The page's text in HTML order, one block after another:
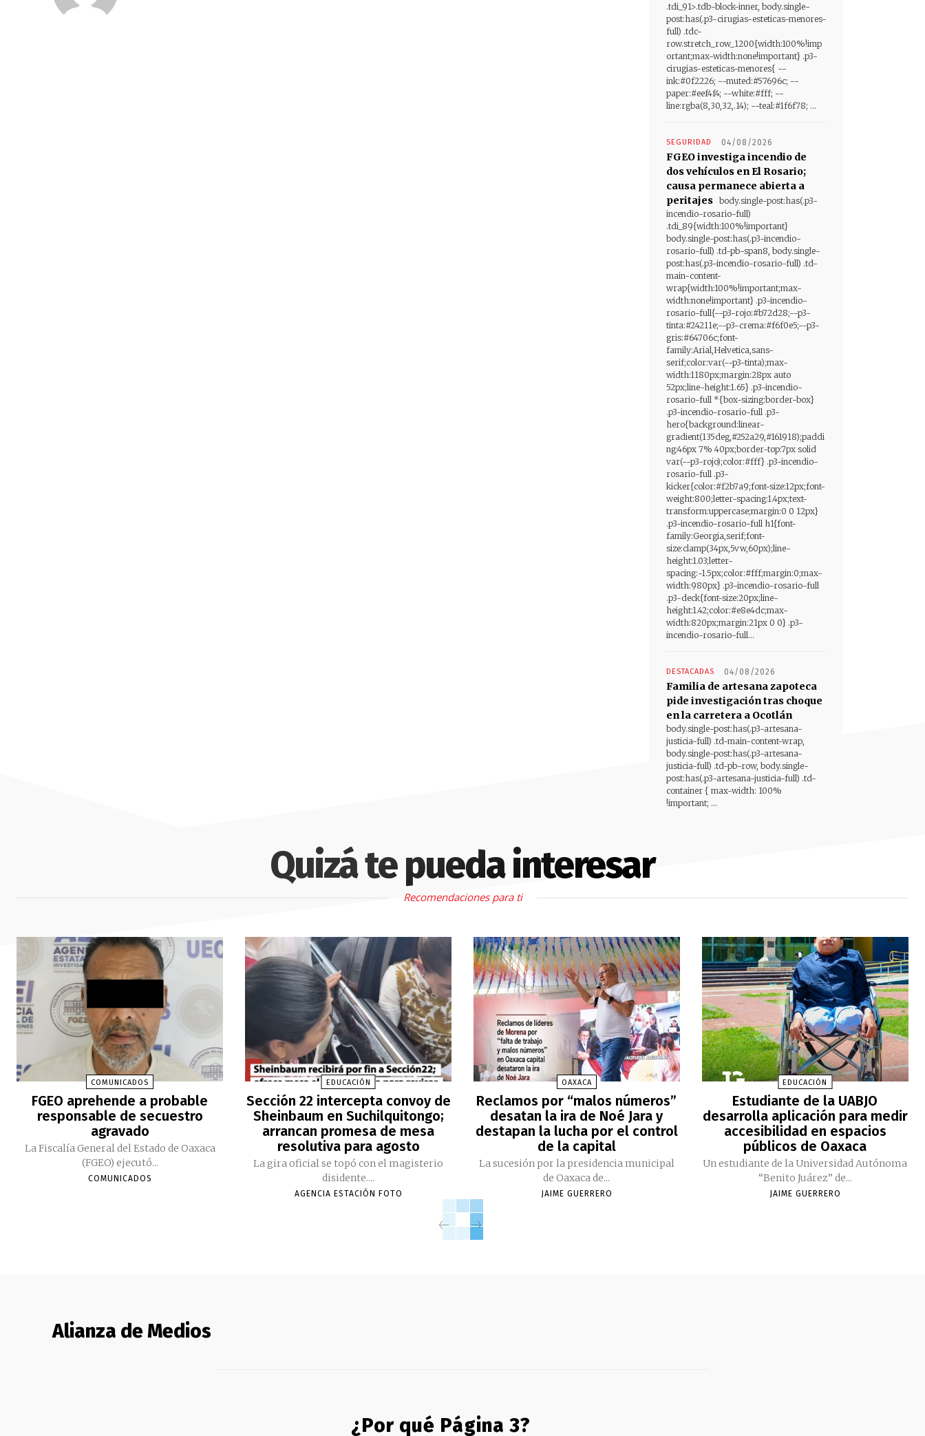
.tdi_91>.tdb-block-inner, body.single-
post:has(.p3-cirugias-esteticas-menores-
full) .tdc-
row.stretch_row_1200{width:100%!imp
ortant;max-width:none!important} .p3-
cirugias-esteticas-menores{ --
ink:#0f2226; --muted:#57696c; --
paper:#eef4f4; --white:#fff; --
line:rgba(8,30,32,.14); --teal:#1f6f78; ...
SEGURIDAD 04/08/2026
FGEO investiga incendio de
dos vehículos en El Rosario;
causa permanece abierta a
peritajes body.single-post:has(.p3-
incendio-rosario-full)
.tdi_89{width:100%!important}
body.single-post:has(.p3-incendio-
rosario-full) .td-pb-span8, body.single-
post:has(.p3-incendio-rosario-full) .td-
main-content-
wrap{width:100%!important;max-
width:none!important} .p3-incendio-
rosario-full{--p3-rojo:#b72d28;--p3-
tinta:#24211e;--p3-crema:#f6f0e5;--p3-
gris:#64706c;font-
family:Arial,Helvetica,sans-
serif;color:var(--p3-tinta);max-
width:1180px;margin:28px auto
52px;line-height:1.65} .p3-incendio-
rosario-full *{box-sizing:border-box}
.p3-incendio-rosario-full .p3-
hero{background:linear-
gradient(135deg,#252a29,#161918);paddi
ng:46px 7% 40px;border-top:7px solid
var(--p3-rojo);color:#fff} .p3-incendio-
rosario-full .p3-
kicker{color:#f2b7a9;font-size:12px;font-
weight:800;letter-spacing:1.4px;text-
transform:uppercase;margin:0 0 12px}
.p3-incendio-rosario-full h1{font-
family:Georgia,serif;font-
size:clamp(34px,5vw,60px);line-
height:1.03;letter-
spacing:-1.5px;color:#fff;margin:0;max-
width:980px} .p3-incendio-rosario-full
.p3-deck{font-size:20px;line-
height:1.42;color:#e8e4dc;max-
width:820px;margin:21px 0 0} .p3-
incendio-rosario-full...
DESTACADAS 04/08/2026
Familia de artesana zapoteca
pide investigación tras choque
en la carretera a Ocotlán
body.single-post:has(.p3-artesana-
justicia-full) .td-main-content-wrap,
body.single-post:has(.p3-artesana-
justicia-full) .td-pb-row, body.single-
post:has(.p3-artesana-justicia-full) .td-
container { max-width: 100%
!important; ...
Quizá te pueda interesar
Recomendaciones para ti
COMUNICADOS
FGEO aprehende a probable
responsable de secuestro
agravado
La Fiscalía General del Estado de Oaxaca
(FGEO) ejecutó...
COMUNICADOS
EDUCACIÓN
Sección 22 intercepta convoy de
Sheinbaum en Suchilquitongo;
arrancan promesa de mesa
resolutiva para agosto
La gira oficial se topó con el magisterio
disidente....
AGENCIA ESTACIÓN FOTO
OAXACA
Reclamos por “malos números”
desatan la ira de Noé Jara y
destapan la lucha por el control
de la capital
La sucesión por la presidencia municipal
de Oaxaca de...
JAIME GUERRERO
EDUCACIÓN
Estudiante de la UABJO
desarrolla aplicación para medir
accesibilidad en espacios
públicos de Oaxaca
Un estudiante de la Universidad Autónoma
“Benito Juárez” de...
JAIME GUERRERO
Alianza de Medios
¿Por qué Página 3?